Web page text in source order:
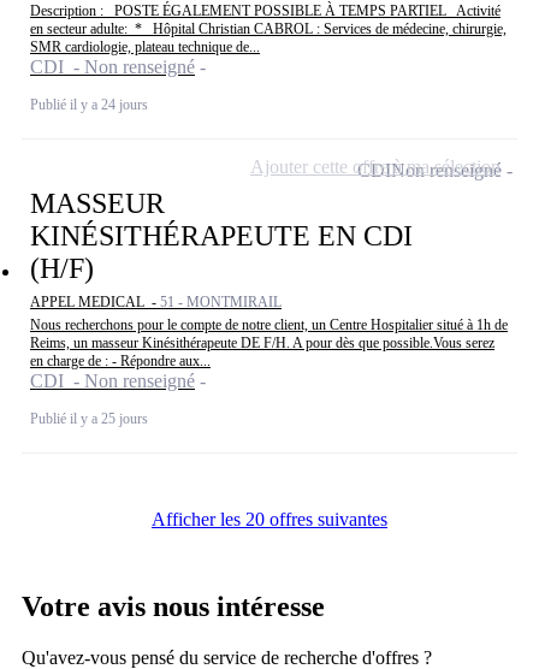
Description : _POSTE ÉGALEMENT POSSIBLE À TEMPS PARTIEL_ Activité
en secteur adulte: * _Hôpital Christian CABROL : Services de médecine, chirurgie,
SMR cardiologie, plateau technique de...
CDI - Non renseigné
Publié il y a 24 jours
MASSEUR
KINÉSITHÉRAPEUTE EN CDI
(H/F)
APPEL MEDICAL - 51 - MONTMIRAIL
Nous recherchons pour le compte de notre client, un Centre Hospitalier situé à 1h de
Reims, un masseur Kinésithérapeute DE F/H. A pour dès que possible.Vous serez
en charge de : - Répondre aux...
CDI - Non renseigné
Publié il y a 25 jours
CDINon renseigné
Ajouter cette offre à ma sélection
Afficher les 20 offres suivantes
Votre avis nous intéresse
Qu'avez-vous pensé du service de recherche d'offres ?